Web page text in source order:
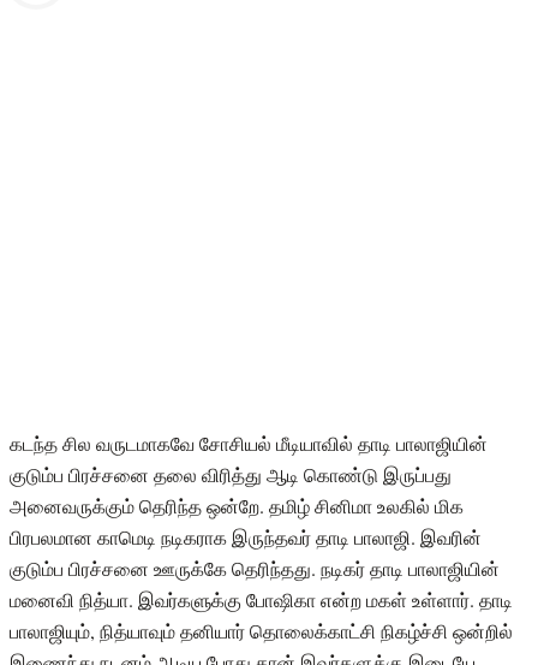
கடந்த சில வருடமாகவே சோசியல் மீடியாவில் தாடி பாலாஜியின்
குடும்ப பிரச்சனை தலை விரித்து ஆடி கொண்டு இருப்பது
அனைவருக்கும் தெரிந்த ஒன்றே. தமிழ் சினிமா உலகில் மிக
பிரபலமான காமெடி நடிகராக இருந்தவர் தாடி பாலாஜி. இவரின்
குடும்ப பிரச்சனை ஊருக்கே தெரிந்தது. நடிகர் தாடி பாலாஜியின்
மனைவி நித்யா. இவர்களுக்கு போஷிகா என்ற மகள் உள்ளார். தாடி
பாலாஜியும், நித்யாவும் தனியார் தொலைக்காட்சி நிகழ்ச்சி ஒன்றில்